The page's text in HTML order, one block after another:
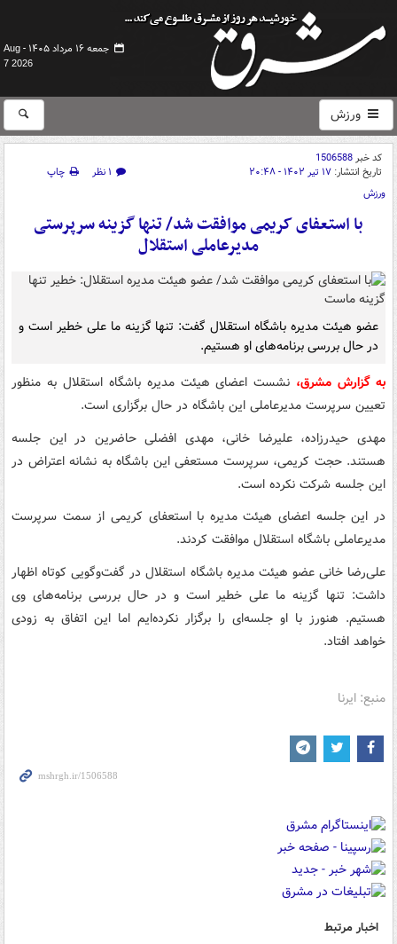
جمعه ۱۶ مرداد ۱۴۰۵ -
Aug
7 2026
ورزش
کد خبر1506588
تاریخ انتشار: ۱۷ تیر ۱۴۰۲ - ۲۰:۴۸ ۱ نظر
چاپ
ورزش
با استعفای کریمی موافقت شد/ تنها گزینه سرپرستی
مدیرعاملی استقلال
عضو هیئت مدیره باشگاه استقلال گفت: تنها گزینه ما علی خطیر است و
در حال بررسی برنامه‌های او هستیم.
به گزارش مشرق، نشست اعضای هیئت مدیره باشگاه استقلال به منظور
تعیین سرپرست مدیرعاملی این باشگاه در حال برگزاری است.
مهدی حیدرزاده، علیرضا خانی، مهدی افضلی حاضرین در این جلسه
هستند. حجت کریمی، سرپرست مستعفی این باشگاه به نشانه اعتراض در
این جلسه شرکت نکرده است.
در این جلسه اعضای هیئت مدیره با استعفای کریمی از سمت سرپرست
مدیرعاملی باشگاه استقلال موافقت کردند.
علی‌رضا خانی عضو هیئت مدیره باشگاه استقلال در گفت‌وگویی کوتاه اظهار
داشت: تنها گزینه ما علی خطیر است و در حال بررسی برنامه‌های وی
هستیم. هنورز با او جلسه‌ای را برگزار نکرده‌ایم اما این اتفاق به زودی
خواهد افتاد.
منبع: ایرنا
اخبار مرتبط